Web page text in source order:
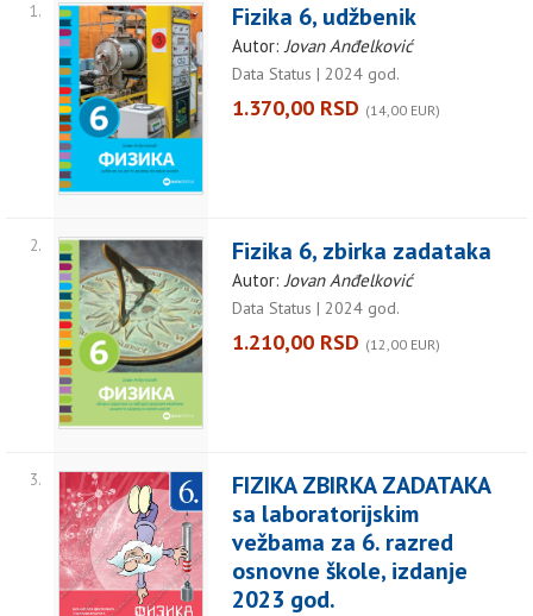
razred
osnovne
škole,
izdanje
2023
god.
1. Fizika 6, udžbenik
Autor:Jovan Anđelković
Data Status | 2024 god.
1.370,00 RSD (14,00 EUR)
2. Fizika 6, zbirka zadataka
Autor:Jovan Anđelković
Data Status | 2024 god.
1.210,00 RSD (12,00 EUR)
3.
FIZIKA ZBIRKA ZADATAKA
sa laboratorijskim
vežbama za 6. razred
osnovne škole, izdanje
2023 god.